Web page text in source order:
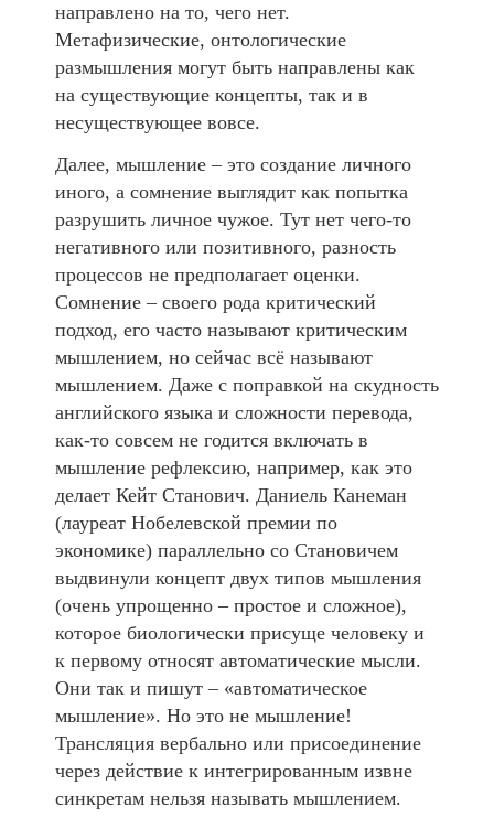
направлено на то, чего нет.
Метафизические, онтологические
размышления могут быть направлены как
на существующие концепты, так и в
несуществующее вовсе.
Далее, мышление – это создание личного
иного, а сомнение выглядит как попытка
разрушить личное чужое. Тут нет чего-то
негативного или позитивного, разность
процессов не предполагает оценки.
Сомнение – своего рода критический
подход, его часто называют критическим
мышлением, но сейчас всё называют
мышлением. Даже с поправкой на скудность
английского языка и сложности перевода,
как-то совсем не годится включать в
мышление рефлексию, например, как это
делает Кейт Станович. Даниель Канеман
(лауреат Нобелевской премии по
экономике) параллельно со Становичем
выдвинули концепт двух типов мышления
(очень упрощенно – простое и сложное),
которое биологически присуще человеку и
к первому относят автоматические мысли.
Они так и пишут – «автоматическое
мышление». Но это не мышление!
Трансляция вербально или присоединение
через действие к интегрированным извне
синкретам нельзя называть мышлением.